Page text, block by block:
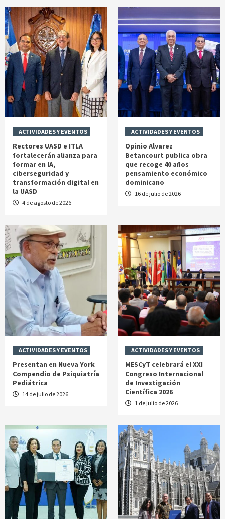
ACTIVIDADES Y EVENTOS
Rectores UASD e ITLA
fortalecerán alianza para
formar en IA,
ciberseguridad y
transformación digital en
la UASD
4 de agosto de 2026
ACTIVIDADES Y EVENTOS
Opinio Alvarez
Betancourt publica obra
que recoge 40 años
pensamiento económico
dominicano
16 de julio de 2026
ACTIVIDADES Y EVENTOS
Presentan en Nueva York
Compendio de Psiquiatría
Pediátrica
14 de julio de 2026
ACTIVIDADES Y EVENTOS
MESCyT celebrará el XXI
Congreso Internacional
de Investigación
Científica 2026
1 de julio de 2026